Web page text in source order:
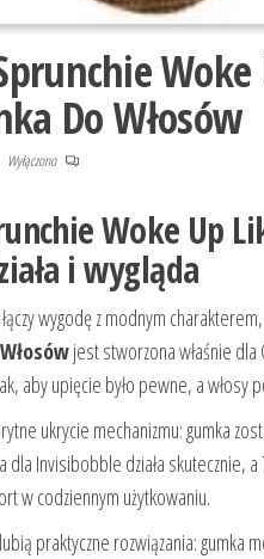
Woke
Do Włosów
Wyłączono
Woke Up
i wygląda
wygodę z modnym charakterem,
jest stworzona właśnie dla
aby upięcie było pewne, a włosy
ukrycie mechanizmu: gumka
dla Invisibobble działa skutecznie,
w codziennym użytkowaniu.
praktyczne rozwiązania: gumka